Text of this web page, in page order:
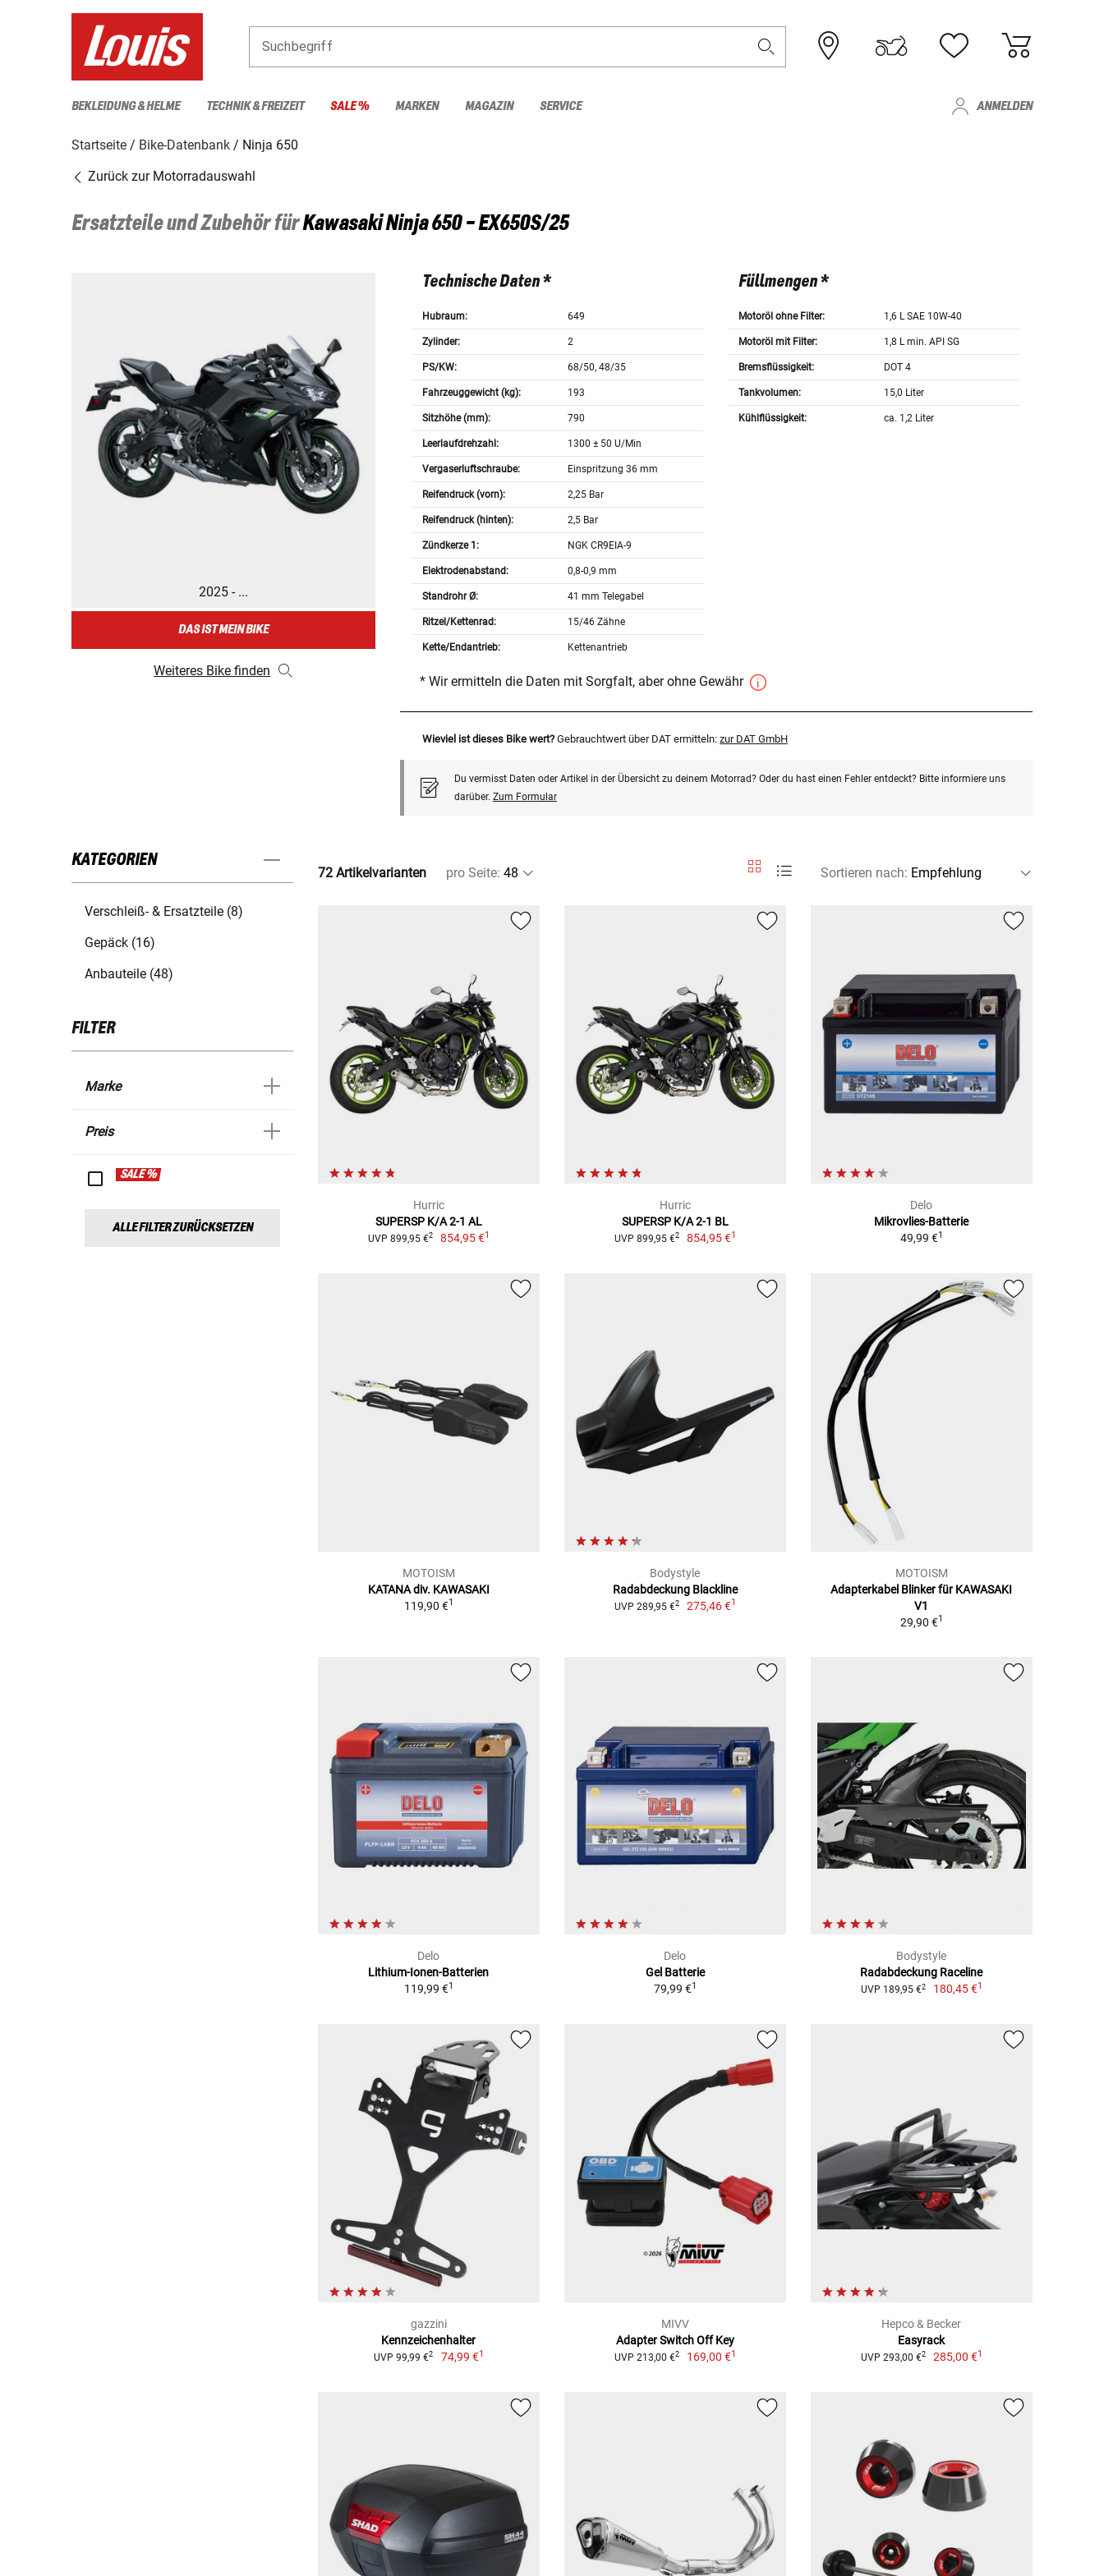
Suchbegriff
BEKLEIDUNG & HELME TECHNIK & FREIZEIT SALE % MARKEN MAGAZIN SERVICE ANMELDEN
Startseite Bike-Datenbank
Ninja 650
Zurück zur Motorradauswahl
Ersatzteile und Zubehör fürKawasakiNinja 650 - EX650S/25
2025 - ...
DAS IST MEIN BIKE
Weiteres Bike finden
Technische Daten *
Hubraum: 649
Zylinder: 2
PS/KW: 68/50, 48/35
Fahrzeuggewicht (kg): 193
Sitzhöhe (mm): 790
Leerlaufdrehzahl: 1300 ± 50 U/Min
Vergaserluftschraube: Einspritzung 36 mm
Reifendruck (vorn): 2,25 Bar
Reifendruck (hinten): 2,5 Bar
Zündkerze 1: NGK CR9EIA-9
Elektrodenabstand: 0,8-0,9 mm
Standrohr Ø: 41 mm Telegabel
Ritzel/Kettenrad: 15/46 Zähne
Kette/Endantrieb: Kettenantrieb
Füllmengen *
Motoröl ohne Filter: 1,6 L SAE 10W-40
Motoröl mit Filter: 1,8 L min. API SG
Bremsflüssigkeit: DOT 4
Tankvolumen: 15,0 Liter
Kühlflüssigkeit: ca. 1,2 Liter
* Wir ermitteln die Daten mit Sorgfalt, aber ohne Gewähr
Wieviel ist dieses Bike wert? Gebrauchtwert über DAT ermitteln: zur DAT GmbH
Du vermisst Daten oder Artikel in der Übersicht zu deinem Motorrad? Oder du hast einen Fehler entdeckt? Bitte informiere uns
darüber. Zum Formular
KATEGORIEN
Verschleiß- & Ersatzteile (8)
Gepäck (16)
Anbauteile (48)
FILTER
Marke
Preis
SALE %
ALLE FILTER ZURÜCKSETZEN
72 Artikelvarianten pro Seite: Sortieren nach:
Hurric
SUPERSP K/A 2-1 AL
UVP 899,95 €2 854,95 €1
Hurric
SUPERSP K/A 2-1 BL
UVP 899,95 €2 854,95 €1
Delo
Mikrovlies-Batterie
49,99 €1
MOTOISM
KATANA div. KAWASAKI
119,90 €1
Bodystyle
Radabdeckung Blackline
UVP 289,95 €2 275,46 €1
MOTOISM
Adapterkabel Blinker für KAWASAKI
V1
29,90 €1
Delo
Lithium-Ionen-Batterien
119,99 €1
Delo
Gel Batterie
79,99 €1
Bodystyle
Radabdeckung Raceline
UVP 189,95 €2 180,45 €1
gazzini
Kennzeichenhalter
UVP 99,99 €2 74,99 €1
MIVV
Adapter Switch Off Key
UVP 213,00 €2 169,00 €1
Hepco & Becker
Easyrack
UVP 293,00 €2 285,00 €1